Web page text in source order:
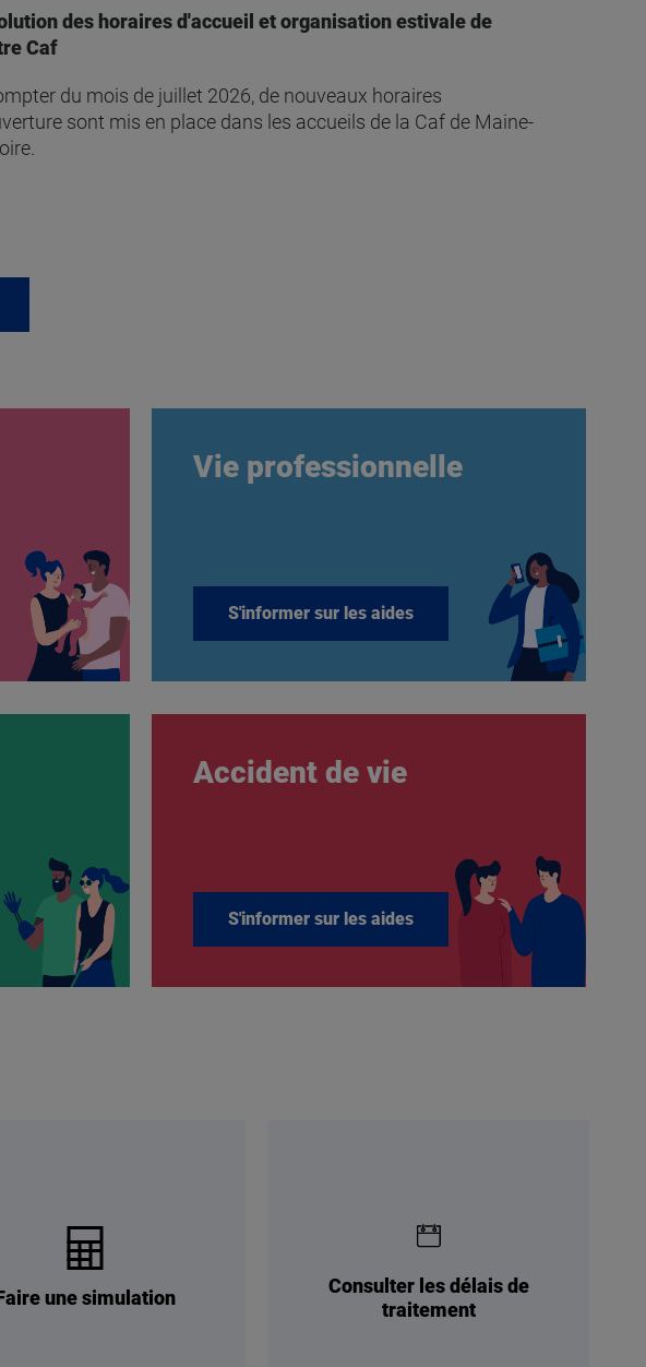
des horaires d'accueil et organisation estivale de
Caf
du mois de juillet 2026, de nouveaux horaires
sont mis en place dans les accueils de la Caf de Maine-
Vie professionnelle
S'informer sur les aides
Accident de vie
S'informer sur les aides
une simulation
Consulter les délais de
traitement